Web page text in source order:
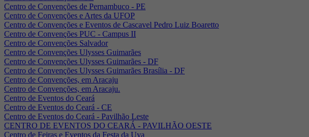
Centro de Convenções de Pernambuco - PE
Centro de Convenções e Artes da UFOP
Centro de Convenções e Eventos de Cascavel Pedro Luiz Boaretto
Centro de Convenções PUC - Campus II
Centro de Convenções Salvador
Centro de Convenções Ulysses Guimarães
Centro de Convenções Ulysses Guimarães - DF
Centro de Convenções Ulysses Guimarães Brasília - DF
Centro de Convenções, em Aracaju
Centro de Convenções, em Aracaju.
Centro de Eventos do Ceará
Centro de Eventos do Ceará - CE
Centro de Eventos do Ceará - Pavilhão Leste
CENTRO DE EVENTOS DO CEARÁ - PAVILHÃO OESTE
Centro de Feiras e Eventos da Festa da Uva